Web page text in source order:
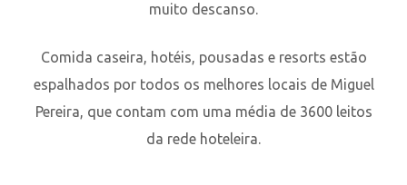
muito descanso.
Comida caseira, hotéis, pousadas e resorts estão
espalhados por todos os melhores locais de Miguel
Pereira, que contam com uma média de 3600 leitos
da rede hoteleira.